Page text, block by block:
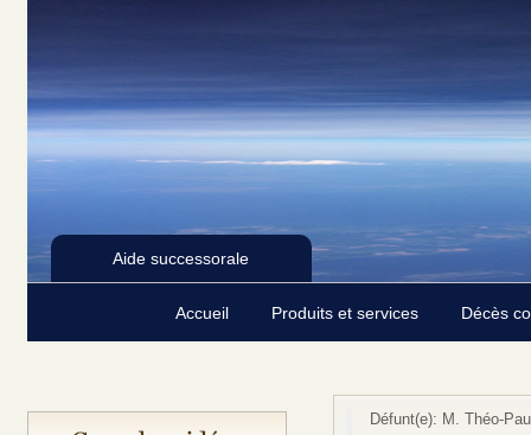
Aide successorale
Accueil Produits et services Décès
Défunt(e): M. Théo-